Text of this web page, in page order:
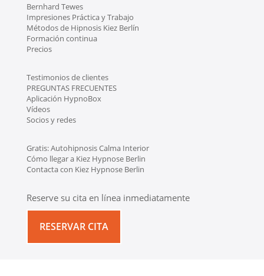
Bernhard Tewes
Impresiones Práctica y Trabajo
Métodos de Hipnosis Kiez Berlín
Formación continua
Precios
Testimonios de clientes
PREGUNTAS FRECUENTES
Aplicación HypnoBox
Vídeos
Socios y redes
Gratis: Autohipnosis Calma Interior
Cómo llegar a Kiez Hypnose Berlin
Contacta con Kiez Hypnose Berlin
Reserve su cita en línea inmediatamente
RESERVAR CITA